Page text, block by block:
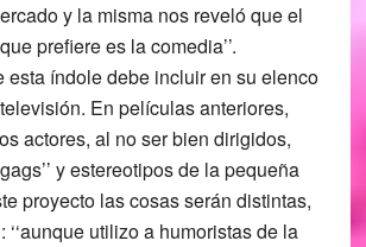
y la misma nos reveló que el
prefiere es la comedia’’.
esta índole debe incluir en su elenco
En películas anteriores,
actores, al no ser bien dirigidos,
y estereotipos de la pequeña
proyecto las cosas serán distintas,
‘‘aunque utilizo a humoristas de la